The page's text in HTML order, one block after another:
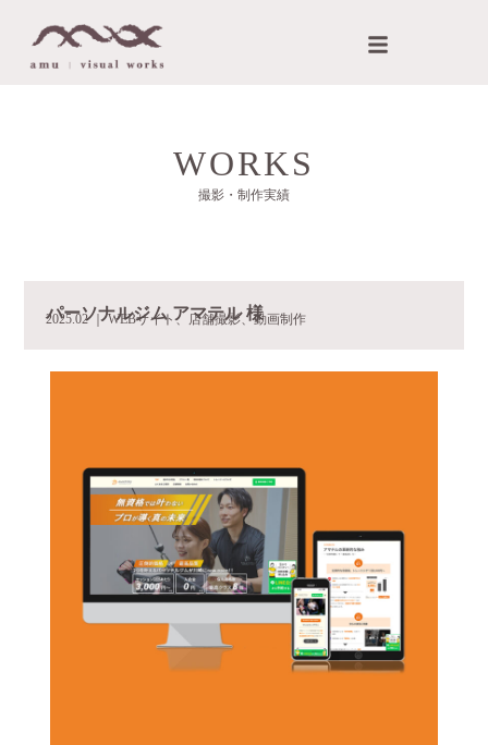
メ
ニ
WORKS
撮影・制作実績
パーソナルジム アマテル 様
2025.02 ｜ WEBサイト、店舗撮影、動画制作